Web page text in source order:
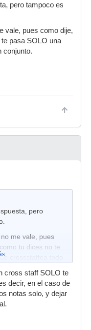
pero tampoco es
vale, pues como dije,
pasa SOLO una
conjunto.
pero
me vale, pues
tu dices no te
crossstaffea todo
cross staff SOLO te
decir, en el caso de
notas solo, y dejar